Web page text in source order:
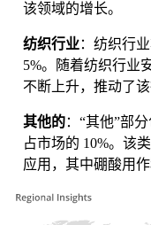
该领域的增长。
纺织行业：纺织行
5%。随着纺织行业
不断上升，推动了
其他的：“其他”部
占市场的 10%。该
应用，其中硼酸用